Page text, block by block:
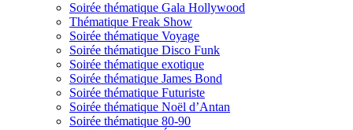
Soirée thématique Gala Hollywood
Thématique Freak Show
Soirée thématique Voyage
Soirée thématique Disco Funk
Soirée thématique exotique
Soirée thématique James Bond
Soirée thématique Futuriste
Soirée thématique Noël d’Antan
Soirée thématique 80-90